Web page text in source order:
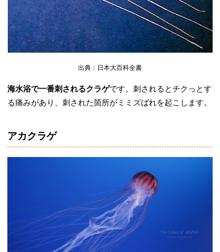
出典：日本大百科全書
海水浴で一番刺されるクラゲです。刺されるとチクっとす
る痛みがあり、刺された箇所がミミズばれを起こします。
アカクラゲ